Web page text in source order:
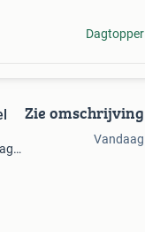
Dagtopper
Zie omschrijving
Vandaag